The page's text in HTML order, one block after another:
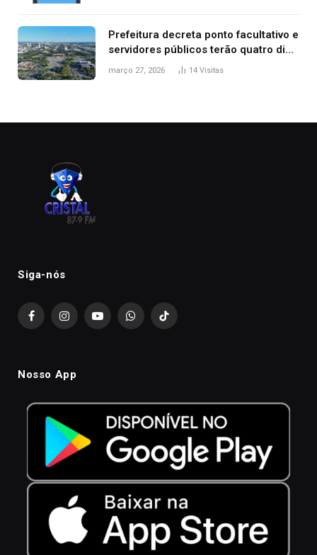
Prefeitura decreta ponto facultativo e
servidores públicos terão quatro dias
de folga na Semana Santa
março 27, 2026 14 Visitas
Siga-nós
FacebookInstagramYouTubeWhatsAppTikTok
Nosso App